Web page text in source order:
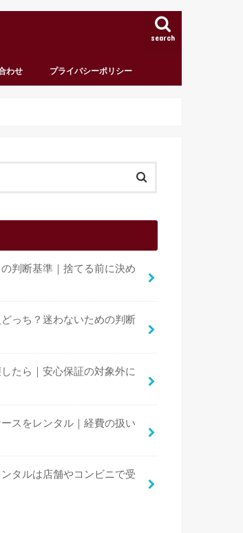
search
わせ プライバシーポリシー
判断基準｜捨てる前に決め
っち？迷わないための判断
たら｜安心保証の対象外に
スをレンタル｜経費の扱い
タルは店舗やコンビニで受